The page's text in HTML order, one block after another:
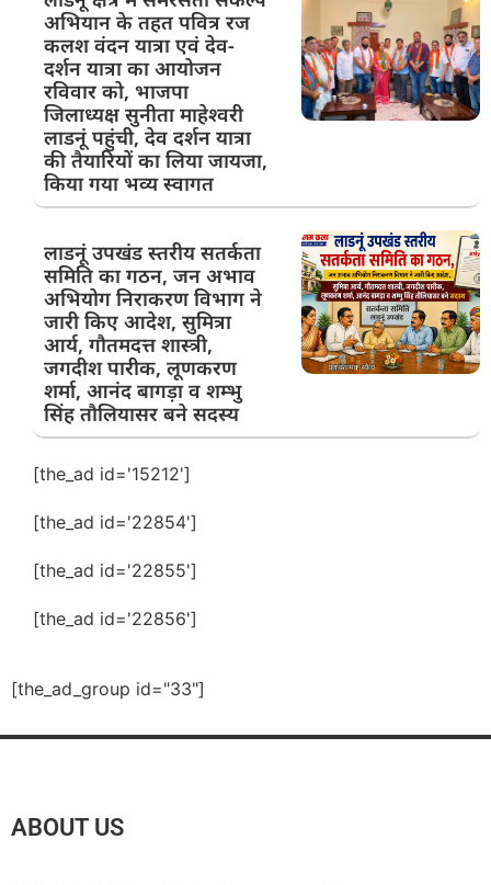
अभियान के तहत पवित्र रज
कलश वंदन यात्रा एवं देव-
दर्शन यात्रा का आयोजन
रविवार को, भाजपा
जिलाध्यक्ष सुनीता माहेश्वरी
लाडनूं पहुंची, देव दर्शन यात्रा
की तैयारियों का लिया जायजा,
किया गया भव्य स्वागत
लाडनूं उपखंड स्तरीय सतर्कता
समिति का गठन, जन अभाव
अभियोग निराकरण विभाग ने
जारी किए आदेश, सुमित्रा
आर्य, गौतमदत्त शास्त्री,
जगदीश पारीक, लूणकरण
शर्मा, आनंद बागड़ा व शम्भु
सिंह तौलियासर बने सदस्य
[the_ad id='15212']
[the_ad id='22854']
[the_ad id='22855']
[the_ad id='22856']
[the_ad_group id="33"]
ABOUT US